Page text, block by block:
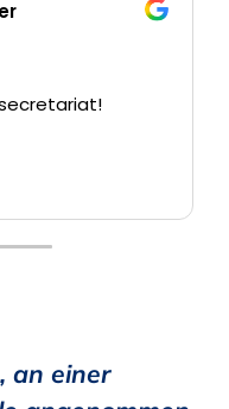
an einer